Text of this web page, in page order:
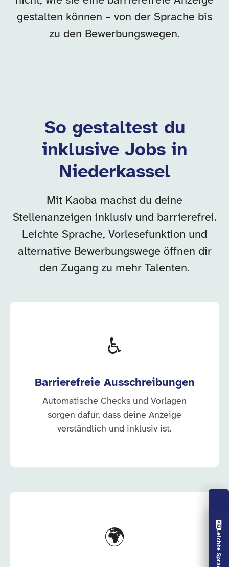
Vorlesen aus
gestalten können – von der Sprache bis
zu den Bewerbungswegen.
So gestaltest du
inklusive Jobs in
Niederkassel
Mit Kaoba machst du deine
Stellenanzeigen inklusiv und barrierefrei.
Leichte Sprache, Vorlesefunktion und
alternative Bewerbungswege öffnen dir
den Zugang zu mehr Talenten.
♿
Barrierefreie Ausschreibungen
Automatische Checks und Vorlagen
sorgen dafür, dass deine Anzeige
verständlich und inklusiv ist.
🌍